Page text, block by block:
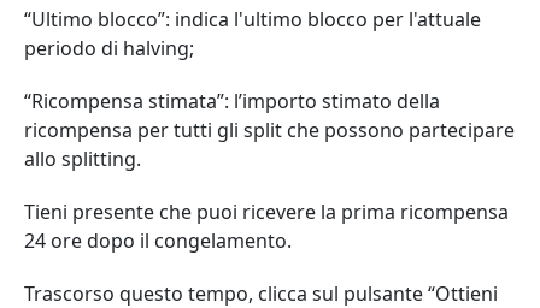
“Ultimo blocco”: indica l'ultimo blocco per l'attuale
periodo di halving;
“Ricompensa stimata”: l’importo stimato della
ricompensa per tutti gli split che possono partecipare
allo splitting.
Tieni presente che puoi ricevere la prima ricompensa
24 ore dopo il congelamento.
Trascorso questo tempo, clicca sul pulsante “Ottieni